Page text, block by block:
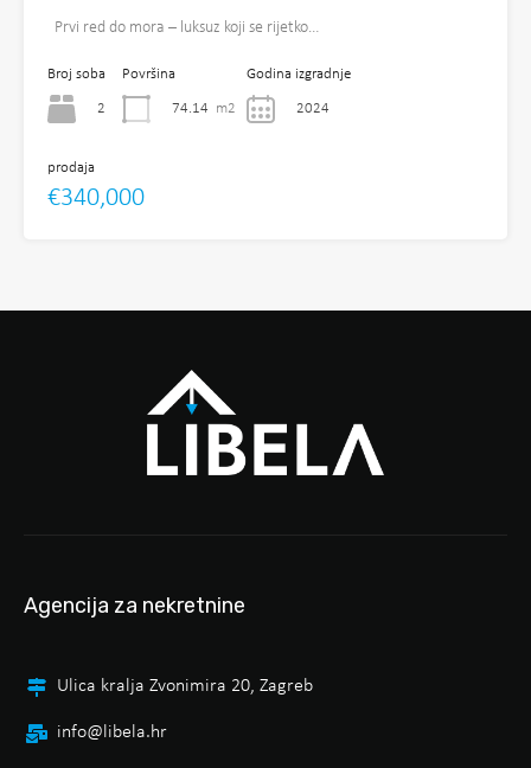
Prvi red do mora – luksuz koji se rijetko…
Broj soba
2
Površina
74.14 m2
Godina izgradnje
2024
prodaja
€340,000
Agencija za nekretnine
Ulica kralja Zvonimira 20, Zagreb
info@libela.hr